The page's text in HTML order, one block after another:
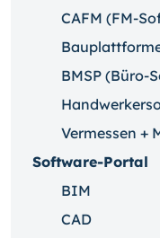
CAFM (FM-
BMSP (Büro-
Vermessen +
Software-Portal
BIM
CAD